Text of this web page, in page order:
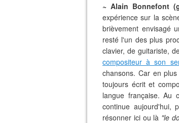
~ Alain Bonnefont
expérience sur la
brièvement envisagé
resté l'un des plus
clavier, de guitariste,
compositeur à son
chansons. Car en
toujours écrit et
langue française. Au
continue aujourd'hui,
résonner ici ou là "le